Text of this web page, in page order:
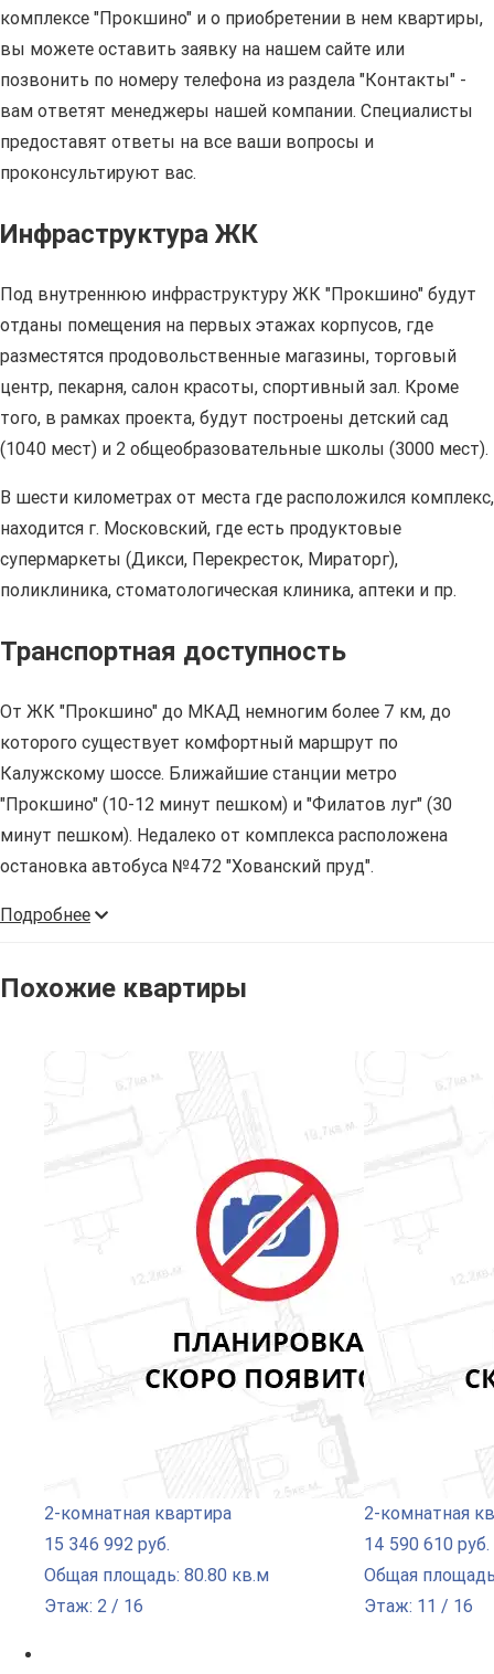
комплексе "Прокшино" и о приобретении в нем квартиры,
вы можете оставить заявку на нашем сайте или
позвонить по номеру телефона из раздела "Контакты" -
вам ответят менеджеры нашей компании. Специалисты
предоставят ответы на все ваши вопросы и
проконсультируют вас.
Инфраструктура ЖК
Под внутреннюю инфраструктуру ЖК "Прокшино" будут
отданы помещения на первых этажах корпусов, где
разместятся продовольственные магазины, торговый
центр, пекарня, салон красоты, спортивный зал. Кроме
того, в рамках проекта, будут построены детский сад
(1040 мест) и 2 общеобразовательные школы (3000 мест).
В шести километрах от места где расположился комплекс,
находится г. Московский, где есть продуктовые
супермаркеты (Дикси, Перекресток, Мираторг),
поликлиника, стоматологическая клиника, аптеки и пр.
Транспортная доступность
От ЖК "Прокшино" до МКАД немногим более 7 км, до
которого существует комфортный маршрут по
Калужскому шоссе. Ближайшие станции метро
"Прокшино" (10-12 минут пешком) и "Филатов луг" (30
минут пешком). Недалеко от комплекса расположена
остановка автобуса №472 "Хованский пруд".
Подробнее
Похожие квартиры
2-комнатная квартира
15 346 992 руб.
Общая площадь: 80.80 кв.м
Этаж: 2 / 16
2-комнатная
14 590 610 руб.
Общая
Этаж: 11 / 16